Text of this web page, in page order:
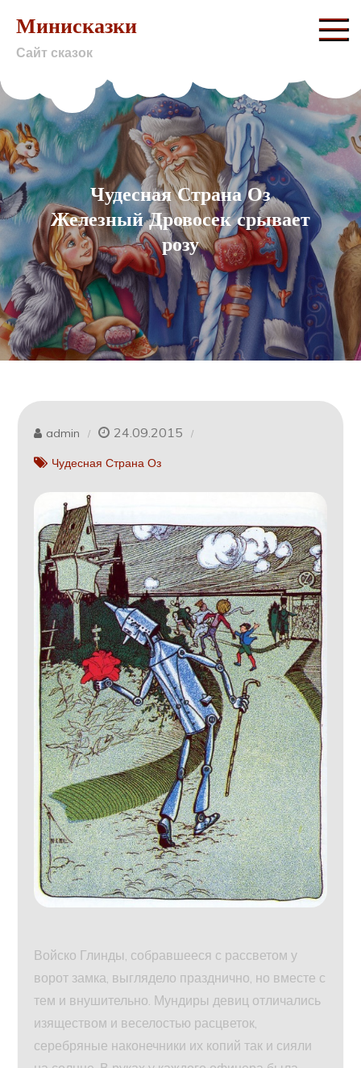
content
Минисказки
Сайт сказок
Чудесная Страна Оз
Железный Дровосек срывает
розу
admin 24.09.2015
Чудесная Страна Оз
Войско Глинды, собравшееся с рассветом у
ворот замка, выглядело празднично, но вместе с
тем и внушительно. Мундиры девиц отличались
изяществом и веселостью расцветок,
серебряные наконечники их копий так и сияли